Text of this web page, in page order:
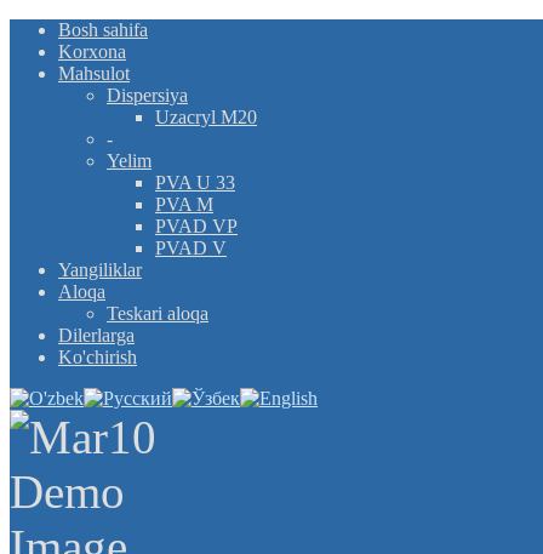
Bosh sahifa
Korxona
Mahsulot
Dispersiya
Uzacryl M20
-
Yelim
PVA U 33
PVA M
PVAD VP
PVAD V
Yangiliklar
Aloqa
Teskari aloqa
Dilerlarga
Ko'chirish